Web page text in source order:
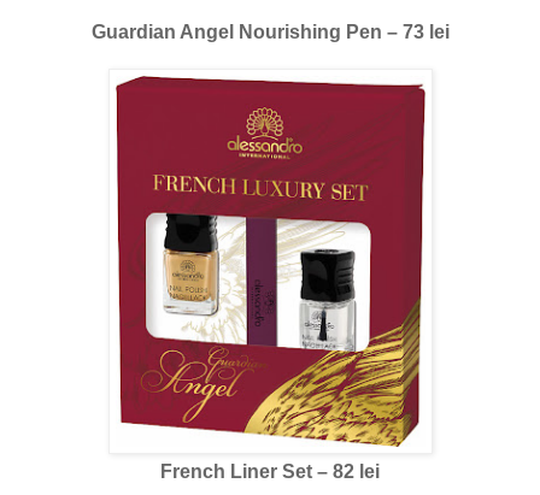
Guardian Angel Nourishing Pen – 73 lei
French Liner Set – 82 lei